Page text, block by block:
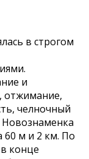
в строгом
и
отжимание,
челночный
Новознаменка
60 м и 2 км. По
конце